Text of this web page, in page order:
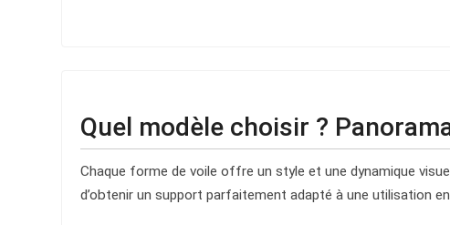
Quel modèle choisir ?
Chaque forme de voile offre un style et une dynamique
d’obtenir un support parfaitement adapté à une utilisation